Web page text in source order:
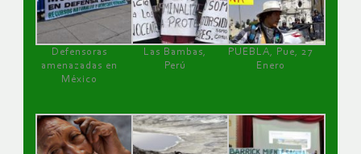
Defensoras
amenazadas en
México
Las Bambas,
Perú
PUEBLA, Pue, 27
Enero